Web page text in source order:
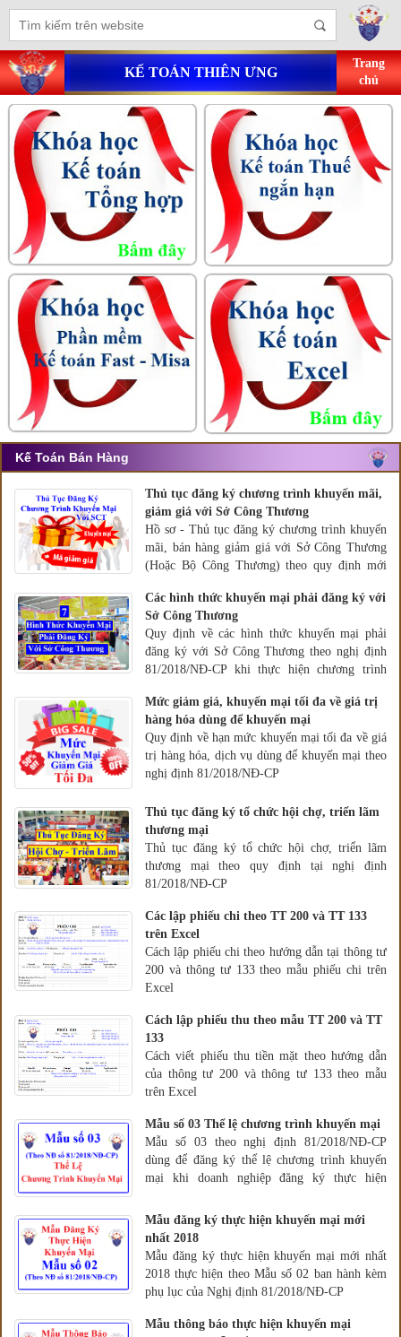
KẾ TOÁN THIÊN ƯNG
Trang
chủ
Kế Toán Bán Hàng
Thủ tục đăng ký chương trình khuyến mãi,
giảm giá với Sở Công Thương
Hồ sơ - Thủ tục đăng ký chương trình khuyến
mãi, bán hàng giảm giá với Sở Công Thương
(Hoặc Bộ Công Thương) theo quy định mới
Các hình thức khuyến mại phải đăng ký với
Sở Công Thương
Quy định về các hình thức khuyến mại phải
đăng ký với Sở Công Thương theo nghị định
81/2018/NĐ-CP khi thực hiện chương trình
Mức giảm giá, khuyến mại tối đa về giá trị
hàng hóa dùng để khuyến mại
Quy định về hạn mức khuyến mại tối đa về giá
trị hàng hóa, dịch vụ dùng để khuyến mại theo
nghị định 81/2018/NĐ-CP
Thủ tục đăng ký tổ chức hội chợ, triển lãm
thương mại
Thủ tục đăng ký tổ chức hội chợ, triển lãm
thương mại theo quy định tại nghị định
81/2018/NĐ-CP
Các lập phiếu chi theo TT 200 và TT 133
trên Excel
Cách lập phiếu chi theo hướng dẫn tại thông tư
200 và thông tư 133 theo mẫu phiếu chi trên
Excel
Cách lập phiếu thu theo mẫu TT 200 và TT
133
Cách viết phiếu thu tiền mặt theo hướng dẫn
của thông tư 200 và thông tư 133 theo mẫu
trên Excel
Mẫu số 03 Thể lệ chương trình khuyến mại
Mẫu số 03 theo nghị định 81/2018/NĐ-CP
dùng để đăng ký thể lệ chương trình khuyến
mại khi doanh nghiệp đăng ký thực hiện
Mẫu đăng ký thực hiện khuyến mại mới
nhất 2018
Mẫu đăng ký thực hiện khuyến mại mới nhất
2018 thực hiện theo Mẫu số 02 ban hành kèm
phụ lục của Nghị định 81/2018/NĐ-CP
Mẫu thông báo thực hiện khuyến mại